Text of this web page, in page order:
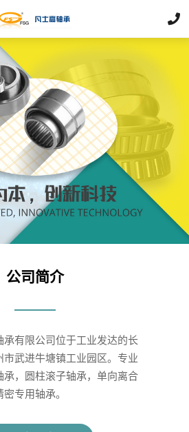
公司简介
承有限公司位于工业发达的长
市武进牛塘镇工业园区。专业
承，圆柱滚子轴承，单向离合
专用轴承。